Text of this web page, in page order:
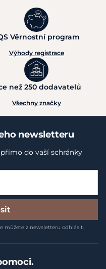
Věrnostní program
Výhody registrace
než 250 dodavatelů
Všechny značky
newsletteru
do vaší schránky
můžete z newsletteru odhlásit.